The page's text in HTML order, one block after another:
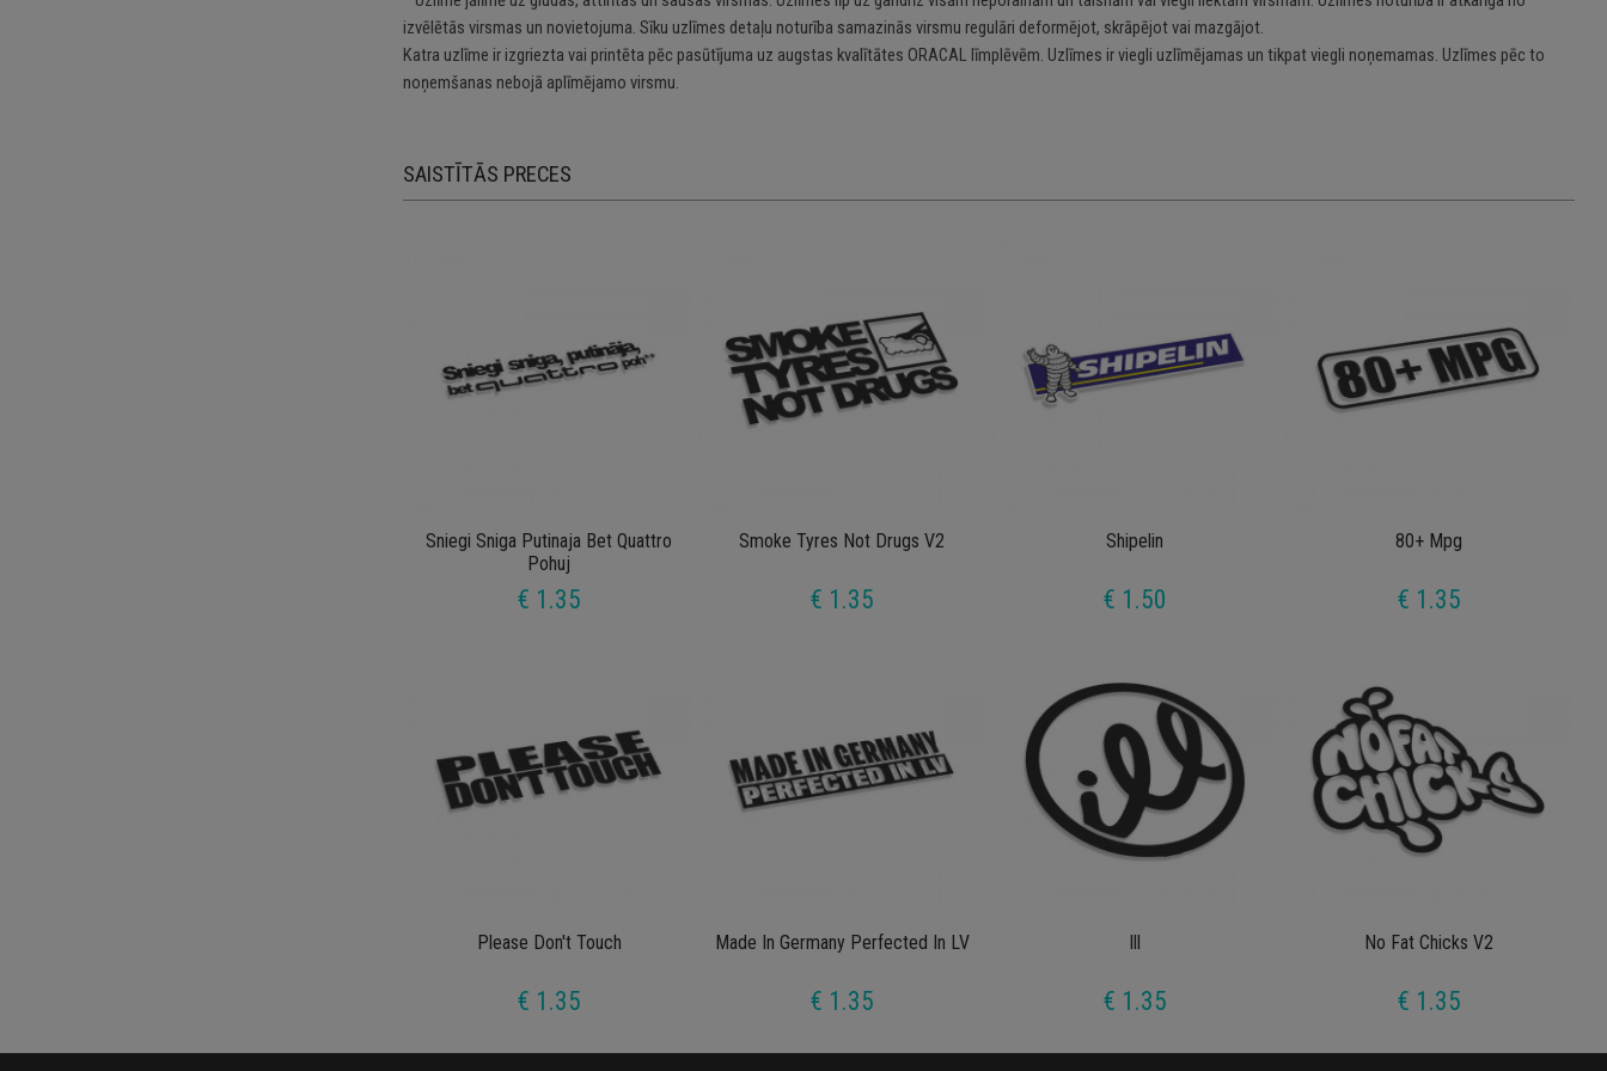
izvēlētās virsmas un novietojuma. Sīku uzlīmes detaļu noturība samazinās virsmu regulāri deformējot, skrāpējot vai mazgājot.
Katra uzlīme ir izgriezta vai printēta pēc pasūtījuma uz augstas kvalītātes ORACAL līmplēvēm. Uzlīmes ir viegli uzlīmējamas un tikpat viegli noņemamas. Uzlīmes pēc to
noņemšanas nebojā aplīmējamo virsmu.
SAISTĪTĀS PRECES
Sniegi Sniga Putinaja Bet Quattro
Pohuj
€ 1.35
Smoke Tyres Not Drugs V2
€ 1.35
Shipelin
€ 1.50
80+ Mpg
€ 1.35
Please Don't Touch
€ 1.35
Made In Germany Perfected In LV
€ 1.35 € 1.35
No Fat Chicks V2
€ 1.35